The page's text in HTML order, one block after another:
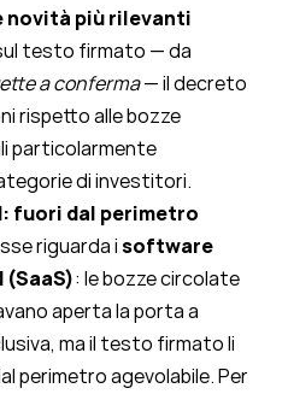
novità più rilevanti
testo firmato — da
a conferma— il decreto
rispetto alle bozze
particolarmente
di investitori.
fuori dal perimetro
riguarda isoftware
: le bozze circolate
aperta la porta a
ma il testo firmato li
perimetro agevolabile. Per